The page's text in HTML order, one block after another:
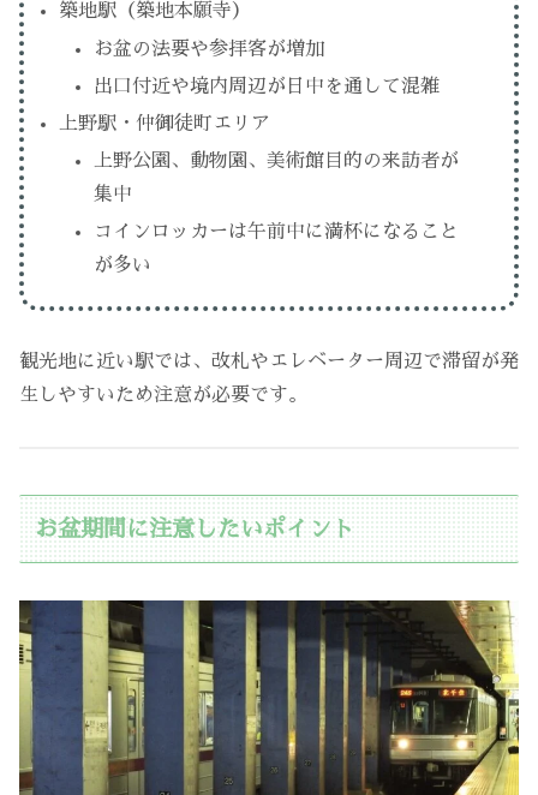
築地駅（築地本願寺）
お盆の法要や参拝客が増加
出口付近や境内周辺が日中を通して混雑
上野駅・仲御徒町エリア
上野公園、動物園、美術館目的の来訪者が
集中
コインロッカーは午前中に満杯になること
が多い
観光地に近い駅では、改札やエレベーター周辺で滞留が発
生しやすいため注意が必要です。
お盆期間に注意したいポイント